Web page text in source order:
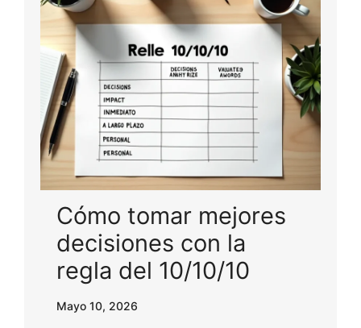
Cómo tomar mejores
decisiones con la
regla del 10/10/10
Mayo 10, 2026